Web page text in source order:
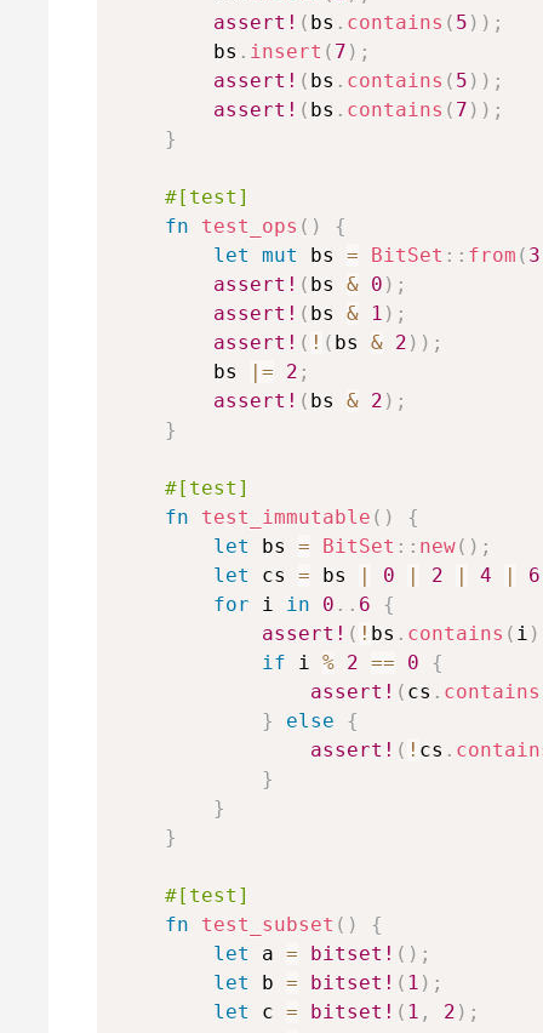
assert! ( bs . contains ( 5 ) ) ;
        bs
. insert ( 7 ) ;
assert! ( bs . contains ( 5 ) ) ;
assert! ( bs . contains ( 7 ) ) ;
}
#[test]
fn
test_ops ( )
{
let
mut bs = BitSet :: from ( 3
assert! ( bs & 0 ) ;
assert! ( bs & 1 ) ;
assert! ( ! ( bs & 2 ) ) ;
        bs
|= 2 ;
assert! ( bs & 2 ) ;
}
#[test]
fn
test_immutable ( )
{
let
bs = BitSet :: new( ) ;
let
cs = bs | 0 | 2 | 4 | 6
for i in 0 .. 6
{
assert! ( ! bs . contains ( i )
if i % 2 == 0
{
assert! ( cs . contains
}
else
{
assert! ( ! cs .
}
}
}
#[test]
fn
test_subset ( )
{
let
a = bitset! ( ) ;
let
b = bitset! ( 1 ) ;
let
c = bitset! ( 1 , 2 ) ;